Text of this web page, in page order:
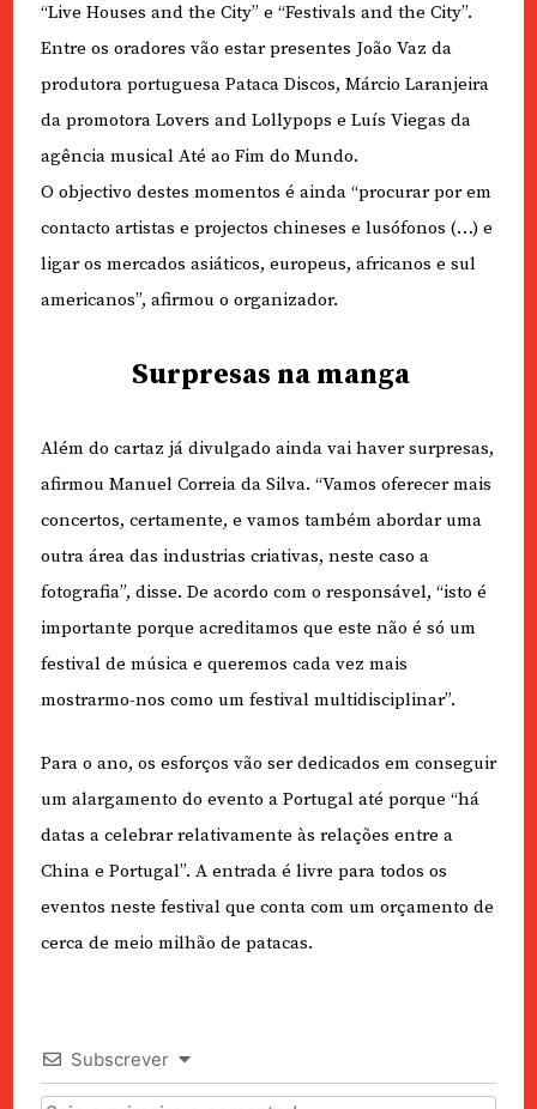
“Live Houses and the City” e “Festivals and the City”.
Entre os oradores vão estar presentes João Vaz da
produtora portuguesa Pataca Discos, Márcio Laranjeira
da promotora Lovers and Lollypops e Luís Viegas da
agência musical Até ao Fim do Mundo.
O objectivo destes momentos é ainda “procurar por em
contacto artistas e projectos chineses e lusófonos (…) e
ligar os mercados asiáticos, europeus, africanos e sul
americanos”, afirmou o organizador.
Surpresas na manga
Além do cartaz já divulgado ainda vai haver surpresas,
afirmou Manuel Correia da Silva. “Vamos oferecer mais
concertos, certamente, e vamos também abordar uma
outra área das industrias criativas, neste caso a
fotografia”, disse. De acordo com o responsável, “isto é
importante porque acreditamos que este não é só um
festival de música e queremos cada vez mais
mostrarmo-nos como um festival multidisciplinar”.
Para o ano, os esforços vão ser dedicados em conseguir
um alargamento do evento a Portugal até porque “há
datas a celebrar relativamente às relações entre a
China e Portugal”. A entrada é livre para todos os
eventos neste festival que conta com um orçamento de
cerca de meio milhão de patacas.
Subscrever